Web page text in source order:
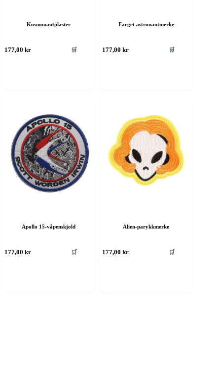
Kosmonautplaster
177,00kr 🛒
Farget astronautmerke
177,00kr 🛒
Apollo 15-våpenskjold
177,00kr 🛒
Alien-parykkmerke
177,00kr 🛒